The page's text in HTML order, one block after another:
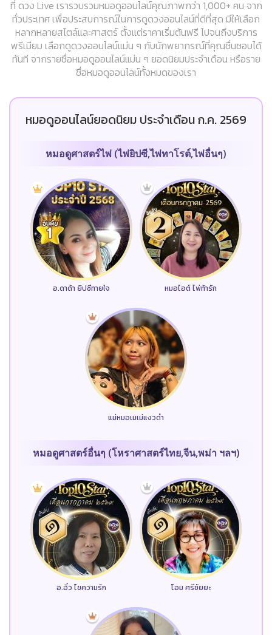
ที่ ดวง Live เรารวบรวมหมอดูออนไลน์คุณภาพกว่า 1,000+ คน จาก
ทั่วประเทศ เพื่อประสบการณ์ในการดูดวงออนไลน์ที่ดีที่สุด มีให้เลือก
หลากหลายสไตล์และศาสตร์ ตั้งแต่ราคาเริ่มต้นฟรี ไปจนถึงบริการ
พรีเมียม เลือกดูดวงออนไลน์แม่น ๆ กับนักพยากรณ์ที่คุณชื่นชอบได้
ทันที จากรายชื่อหมอดูออนไลน์แม่น ๆ ยอดนิยมประจำเดือน หรือราย
ชื่อหมอดูออนไลน์ทั้งหมดของเรา
หมอดูออนไลน์ยอดนิยม ประจำเดือน ก.ค. 2569
หมอดูศาสตร์ไพ่ (ไพ่ยิปซี,ไพ่ทาโรต์,ไพ่อื่นๆ)
อ.ดาด้า ยิปซีทายใจ หมอไอต์ ไพ่ท้ารัก
แม่หมอเมเม่แงวดำ
หมอดูศาสตร์อื่นๆ (โหราศาสตร์ไทย,จีน,พม่า ฯลฯ)
อ.อิ๋ว ไขความรัก โอม ศรีชัยยะ